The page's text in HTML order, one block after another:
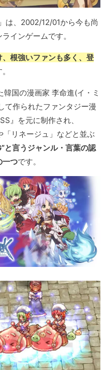
」は、2002/12/01から今も尚
インゲームです。
根強いファンも多く、登
国の漫画家 李命進(イ・ミ
て作られたファンタジー漫
』を元に制作され、
「リネージュ」などと並ぶ
と言うジャンル・言葉の認
一つです。